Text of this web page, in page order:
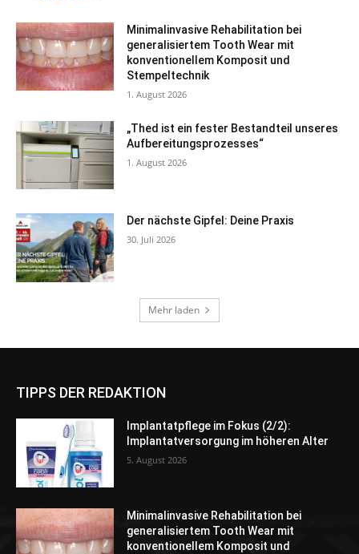
TIPPS DER REDAKTION
Implantatpflege im Fokus (2/2):
Implantatversorgung im höheren Alter
5. August 2026
Minimalinvasive Rehabilitation bei
generalisiertem Tooth Wear mit
konventionellem Komposit und